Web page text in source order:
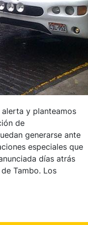
alerta y planteamos
de
generarse ante
especiales que
días atrás
Tambo. Los